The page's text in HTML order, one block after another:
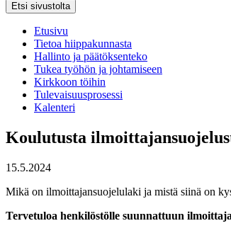
Etsi sivustolta
Etusivu
Tietoa hiippakunnasta
Hallinto ja päätöksenteko
Tukea työhön ja johtamiseen
Kirkkoon töihin
Tulevaisuusprosessi
Kalenteri
Koulutusta
15.5.2024
Mikä on ilmoittajansuojelulaki ja mistä siinä on
Tervetuloa henkilöstölle suunnattuun